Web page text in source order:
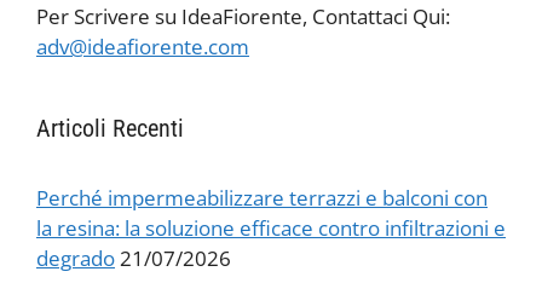
Per Scrivere su IdeaFiorente, Contattaci Qui:
adv@ideafiorente.com
Articoli Recenti
Perché impermeabilizzare terrazzi e balconi con
la resina: la soluzione efficace contro infiltrazioni e
degrado21/07/2026